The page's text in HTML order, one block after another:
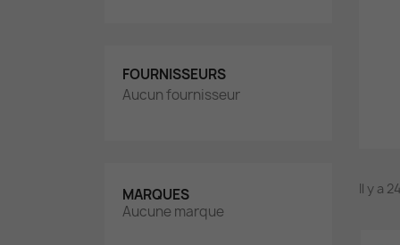
FOURNISSEURS
Aucun fournisseur
MARQUES
Aucune marque
Il y a